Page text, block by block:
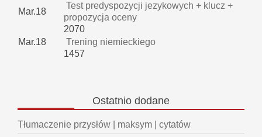
Mar.18
Test predyspozycji jezykowych + klucz +
propozycja oceny
2070
Mar.18
Trening niemieckiego
1457
Ostatnio dodane
Tłumaczenie przysłów | maksym | cytatów